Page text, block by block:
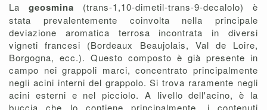
La geosmina (trans-1,10-dimetil-trans-9-decalolo) è
stata prevalentemente coinvolta nella principale
deviazione aromatica terrosa incontrata in diversi
vigneti francesi (Bordeaux Beaujolais, Val de Loire,
Borgogna, ecc.). Questo composto è già presente in
campo nei grappoli marci, concentrato principalmente
negli acini interni del grappolo. Si trova raramente negli
acini esterni e nel picciolo. A livello dell'acino, è la